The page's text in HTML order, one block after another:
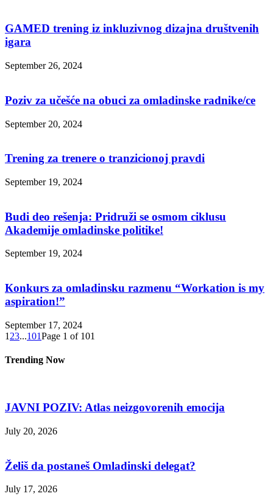
GAMED trening iz inkluzivnog dizajna društvenih
igara
September 26, 2024
Poziv za učešće na obuci za omladinske radnike/ce
September 20, 2024
Trening za trenere o tranzicionoj pravdi
September 19, 2024
Budi deo rešenja: Pridruži se osmom ciklusu
Akademije omladinske politike!
September 19, 2024
Кonkurs za omladinsku razmenu “Workation is my
aspiration!”
September 17, 2024
1 23...101Page 1 of 101
Trending Now
JAVNI POZIV: Atlas neizgovorenih emocija
July 20, 2026
Želiš da postaneš Omladinski delegat?
July 17, 2026